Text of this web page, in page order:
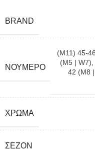
BRAND
ΝΟΎΜΕΡΟ
(M11) 45-46
(M5 | W7),
42 (M8
ΧΡΏΜΑ
ΣΕΖΌΝ